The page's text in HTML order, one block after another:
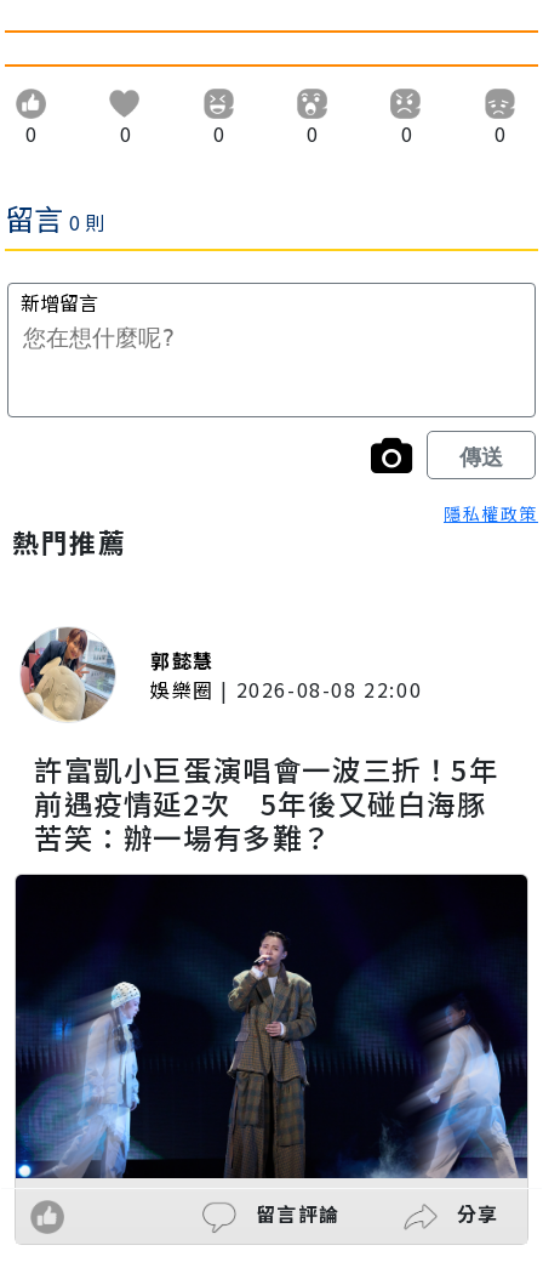
0 0 0 0 0 0
隱私權政策
熱門推薦
郭懿慧
娛樂圈 | 2026-08-08 22:00
許富凱小巨蛋演唱會一波三折！5年
前遇疫情延2次 5年後又碰白海豚
苦笑：辦一場有多難？
留言評論 分享